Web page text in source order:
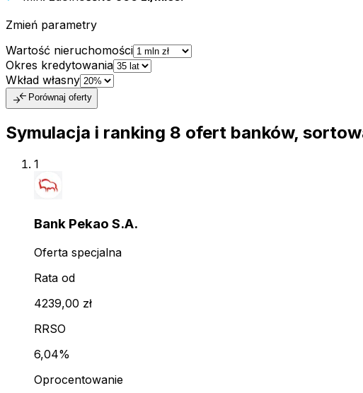
Zmień parametry
Wartość nieruchomości
Okres kredytowania
Wkład własny
compare_arrows Porównaj oferty
Symulacja i ranking 8 ofert banków,
1
Bank Pekao S.A.
Oferta specjalna
Rata od
4239,00 zł
RRSO
6,04%
Oprocentowanie